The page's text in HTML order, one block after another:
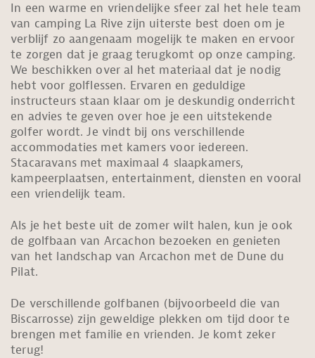
In een warme en vriendelijke sfeer zal het hele team
van camping La Rive zijn uiterste best doen om je
verblijf zo aangenaam mogelijk te maken en ervoor
te zorgen dat je graag terugkomt op onze camping.
We beschikken over al het materiaal dat je nodig
hebt voor golflessen. Ervaren en geduldige
instructeurs staan klaar om je deskundig onderricht
en advies te geven over hoe je een uitstekende
golfer wordt. Je vindt bij ons verschillende
accommodaties met kamers voor iedereen.
Stacaravans met maximaal 4 slaapkamers,
kampeerplaatsen, entertainment, diensten en vooral
een vriendelijk team.
Als je het beste uit de zomer wilt halen, kun je ook
de golfbaan van Arcachon bezoeken en genieten
van het landschap van Arcachon met de Dune du
Pilat.
De verschillende golfbanen (bijvoorbeeld die van
Biscarrosse) zijn geweldige plekken om tijd door te
brengen met familie en vrienden. Je komt zeker
terug!